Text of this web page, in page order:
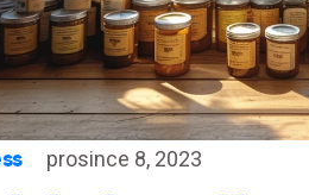
prosince 8, 2023